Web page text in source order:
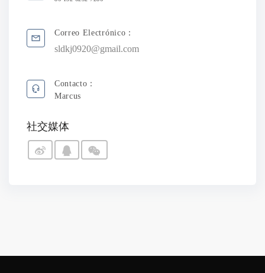
Correo Electrónico：
sldkj0920@gmail.com
Contacto：
Marcus
社交媒体